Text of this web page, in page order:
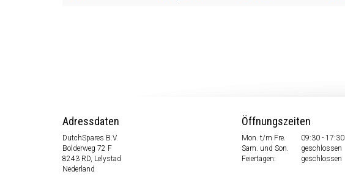
Adressdaten
DutchSpares B.V.
Bolderweg 72 F
8243 RD, Lelystad
Nederland
Öffnungszeiten
Mon. t/m Fre.
09:30 - 17:30
Sam. und Son.
geschlossen
Feiertagen:
geschlossen